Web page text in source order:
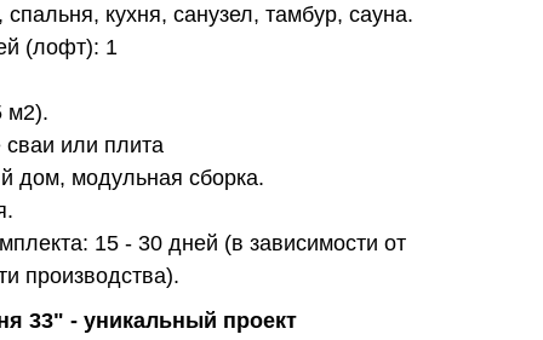
кухня, санузел, тамбур, сауна.
(лофт): 1
м2).
или плита
дом, модульная сборка.
15 - 30 дней (в зависимости от
производства).
33" - уникальный проект